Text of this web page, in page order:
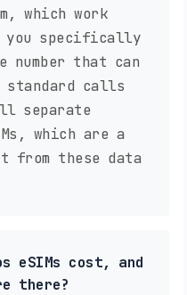
which work
specifically
number that can
standard calls
separate
which are a
from these data
eSIMs cost, and
there?